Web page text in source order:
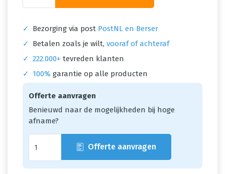
✓ Bezorging via post PostNL en Berser
✓
Betalen zoals je wilt, vooraf of achteraf
✓ 222.000+ tevreden klanten
✓
100% garantie op alle producten
Offerte aanvragen
Benieuwd naar de mogelijkheden bij hoge
afname?
Offerte aanvragen